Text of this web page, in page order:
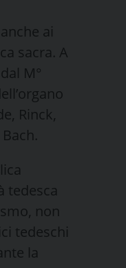
ai
sacra. A
M°
Rinck,
tedesca
non
tedeschi
la